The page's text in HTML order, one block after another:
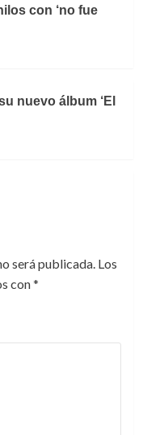
con ‘no fue
nuevo álbum ‘El
será publicada. Los
con*